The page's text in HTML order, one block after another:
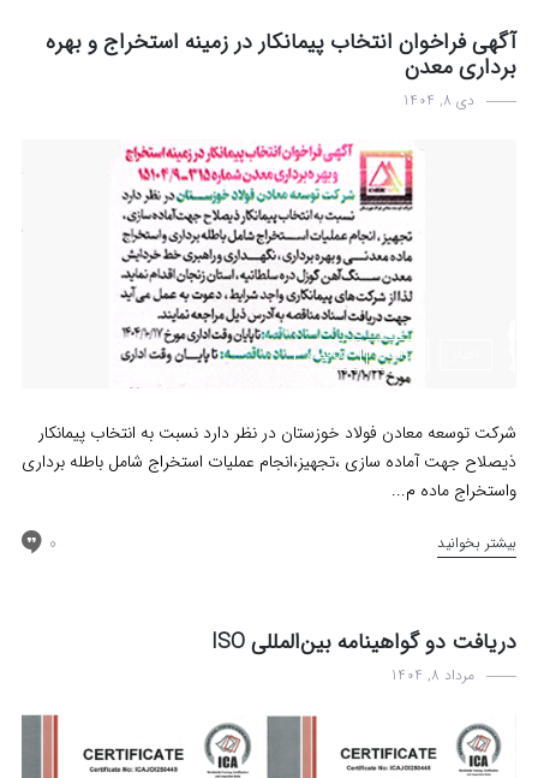
آگهی فراخوان انتخاب پیمانکار در زمینه استخراج و بهره
برداری معدن
دی 8, 1404
مزایده مناقصه
شرکت توسعه معادن فولاد خوزستان در نظر دارد نسبت به انتخاب پیمانکار
ذیصلاح جهت آماده سازی ،تجهیز،انجام عملیات استخراج شامل باطله برداری
واستخراج ماده م...
بیشتر بخوانید 0
دریافت دو گواهینامه بین‌المللی ISO
مرداد 8, 1404